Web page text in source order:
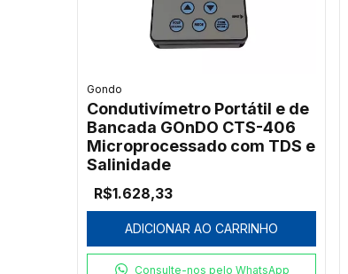
Gondo
Condutivímetro Portátil e de
Bancada GOnDO CTS-406
Microprocessado com TDS e
Salinidade
R$1.628,33
ADICIONAR AO CARRINHO
Consulte-nos pelo WhatsApp